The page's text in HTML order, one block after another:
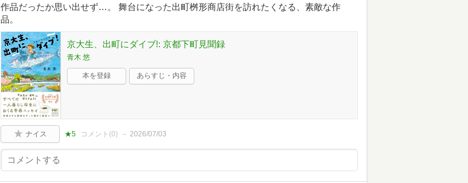
作品だったか思い出せず…。 舞台になった出町桝形商店街を訪れたくなる、素敵な作
品。
京大生、出町にダイブ!: 京都下町見聞録
青木 悠
本を登録 あらすじ・内容
ナイス ★5 コメント(0) 2026/07/03